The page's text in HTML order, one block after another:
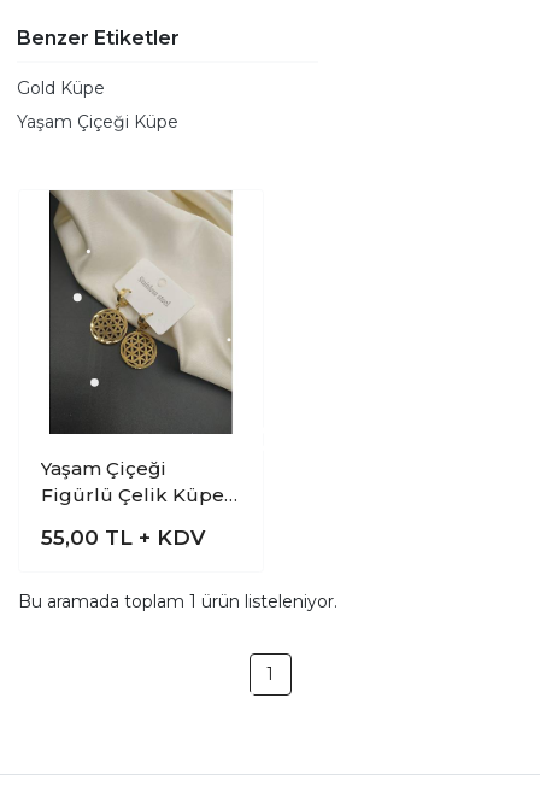
Benzer Etiketler
Gold Küpe
Yaşam Çiçeği Küpe
Yaşam Çiçeği
Figürlü Çelik Küpe
55,00 TL + KDV
Bu aramada toplam 1 ürün listeleniyor.
1